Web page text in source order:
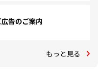
広告のご案内
もっと見る